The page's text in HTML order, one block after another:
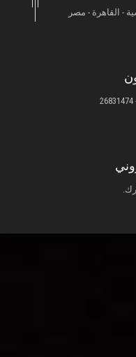
- القاهرة - مصر